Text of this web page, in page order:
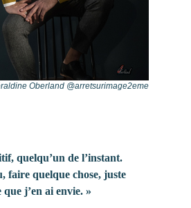
Oberland @arretsurimage2eme
quelqu’un de l’instant.
faire quelque chose, juste
j’en ai envie. »